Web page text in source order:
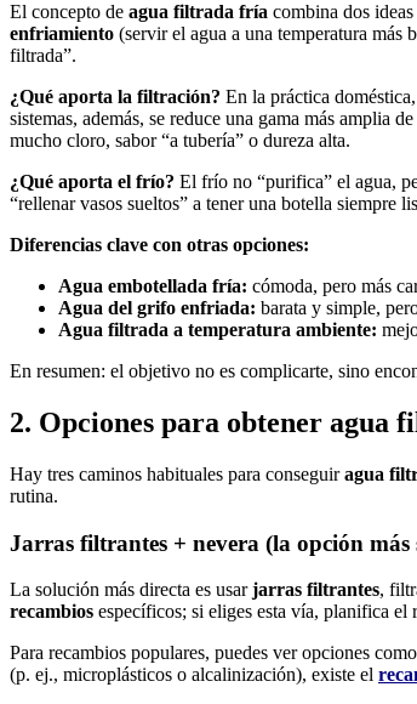
El concepto de agua filtrada fría combina dos
enfriamiento (servir el agua a una temperatura más
filtrada”.
¿Qué aporta la filtración? En la práctica
sistemas, además, se reduce una gama más amplia
mucho cloro, sabor “a tubería” o dureza alta.
¿Qué aporta el frío? El frío no “purifica” el agua,
“rellenar vasos sueltos” a tener una botella siempre
Diferencias clave con otras opciones:
Agua embotellada fría: cómoda, pero más
Agua del grifo enfriada: barata y simple,
Agua filtrada a temperatura ambiente:
En resumen: el objetivo no es complicarte, sino
2. Opciones para obtener agua
Hay tres caminos habituales para conseguiragua
rutina.
Jarras filtrantes + nevera (la opción más
La solución más directa es usarjarras filtrantes,
recambios específicos; si eliges esta vía, planifica
Para recambios populares, puedes ver opciones como
(p. ej., microplásticos o alcalinización), existe el